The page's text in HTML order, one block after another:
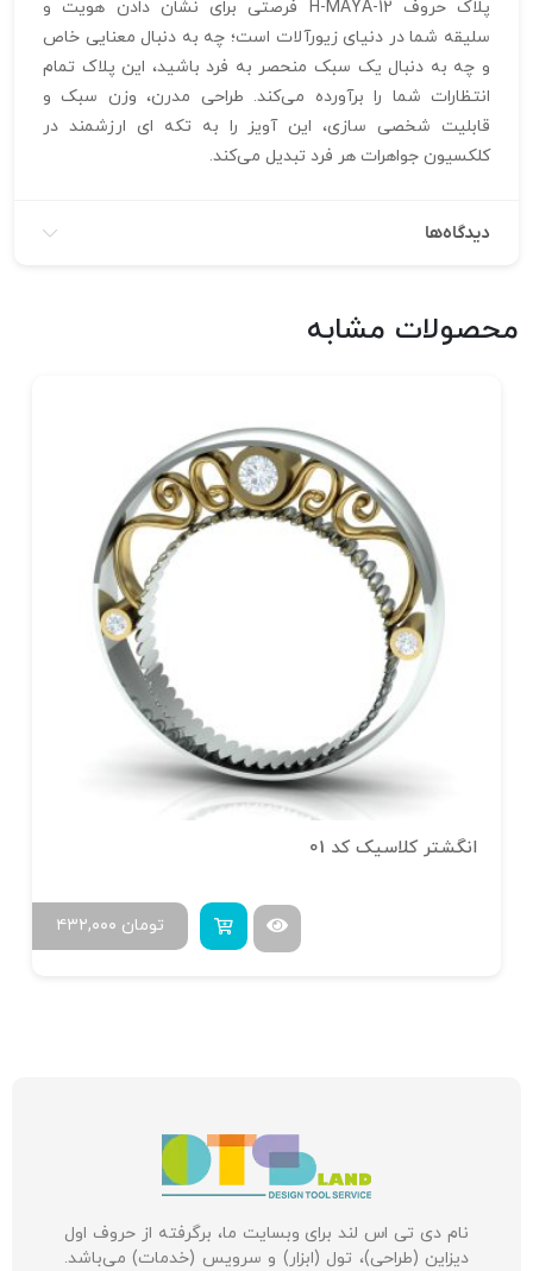
پلاک حروف H-MAYA-12 فرصتی برای نشان دادن هویت و
سلیقه شما در دنیای زیورآلات است؛ چه به دنبال معنایی خاص
و چه به دنبال یک سبک منحصر به فرد باشید، این پلاک تمام
انتظارات شما را برآورده می‌کند. طراحی مدرن، وزن سبک و
قابلیت شخصی‌ سازی، این آویز را به تکه‌ ای ارزشمند در
کلکسیون جواهرات هر فرد تبدیل می‌کند.
دیدگاه‌ها
محصولات مشابه
انگشتر کلاسیک کد 01
۴۳۲,۰۰۰ تومان
نام دی تی اس لند برای وبسایت ما، برگرفته از حروف اول
دیزاین (طراحی)، تول (ابزار) و سرویس (خدمات) می‌باشد.